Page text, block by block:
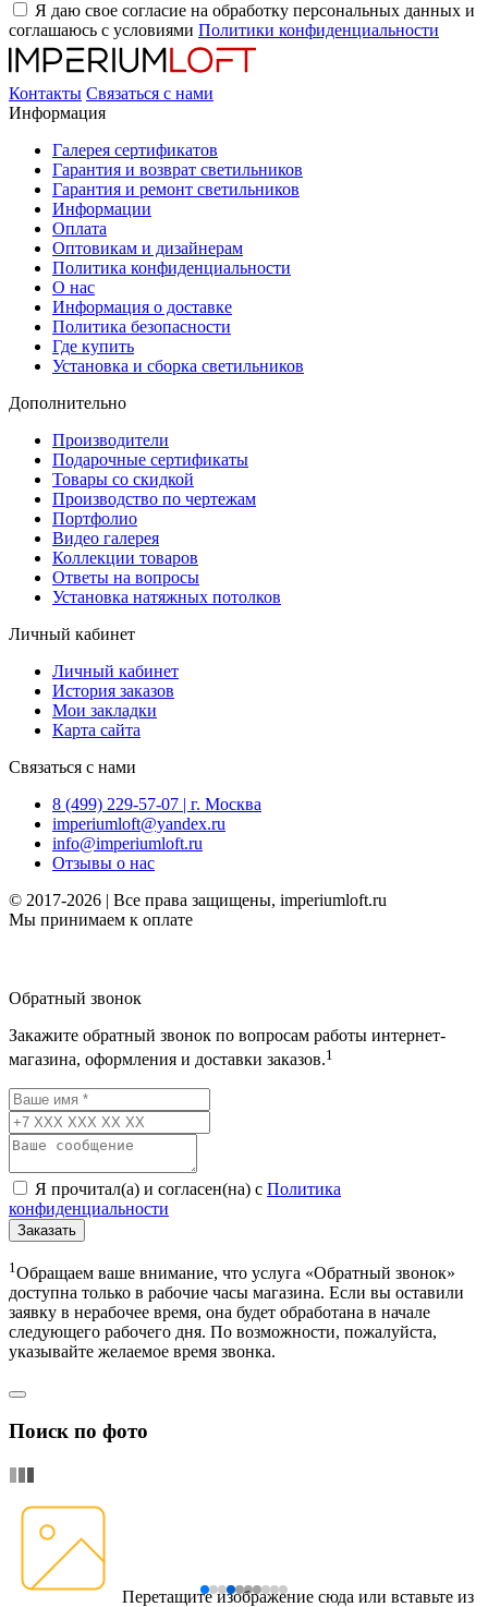
Я даю свое согласие на обработку персональных данных и
соглашаюсь с условиями Политики конфиденциальности
Контакты Связаться с нами
Информация
Галерея сертификатов
Гарантия и возврат светильников
Гарантия и ремонт светильников
Информации
Оплата
Оптовикам и дизайнерам
Политика конфиденциальности
О нас
Информация о доставке
Политика безопасности
Где купить
Установка и сборка светильников
Дополнительно
Производители
Подарочные сертификаты
Товары со скидкой
Производство по чертежам
Портфолио
Видео галерея
Коллекции товаров
Ответы на вопросы
Установка натяжных потолков
Личный кабинет
Личный кабинет
История заказов
Мои закладки
Карта сайта
Связаться с нами
8 (499) 229-57-07 | г. Москва
imperiumloft@yandex.ru
info@imperiumloft.ru
Отзывы о нас
© 2017-2026 | Все права защищены, imperiumloft.ru
Мы принимаем к оплате
Обратный звонок
Закажите обратный звонок по вопросам работы интернет-
магазина, оформления и доставки заказов.1
Я прочитал(а) и согласен(на) с Политика
конфиденциальности
Заказать
1 Обращаем ваше внимание, что услуга «Обратный звонок»
доступна только в рабочие часы магазина. Если вы оставили
заявку в нерабочее время, она будет обработана в начале
следующего рабочего дня. По возможности, пожалуйста,
указывайте желаемое время звонка.
Поиск по фото
Перетащите изображение сюда или вставьте из